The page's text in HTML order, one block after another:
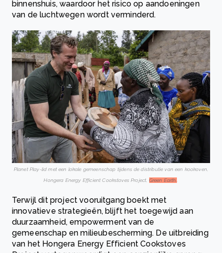
binnenshuis, waardoor het risico op aandoeningen
van de luchtwegen wordt verminderd.
Planet Play-lid met een lokale gemeenschap tijdens de distributie van een kookoven,
Hongera Energy Efficient Cookstoves Project, Green Earth.
Terwijl dit project vooruitgang boekt met
innovatieve strategieën, blijft het toegewijd aan
duurzaamheid, empowerment van de
gemeenschap en milieubescherming. De uitbreiding
van het Hongera Energy Efficient Cookstoves